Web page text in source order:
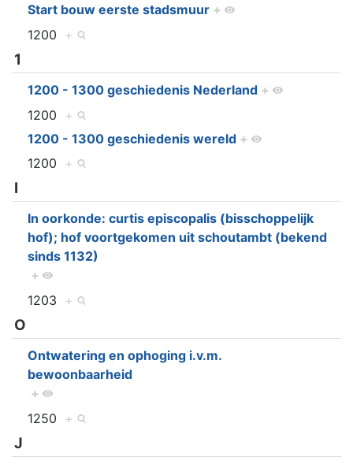
Start bouw eerste stadsmuur +
1200 +
1
1200 - 1300 geschiedenis Nederland +
1200 +
1200 - 1300 geschiedenis wereld +
1200 +
I
In oorkonde: curtis episcopalis (bisschoppelijk
hof); hof voortgekomen uit schoutambt (bekend
sinds 1132)
+
1203 +
O
Ontwatering en ophoging i.v.m.
bewoonbaarheid
+
1250 +
J